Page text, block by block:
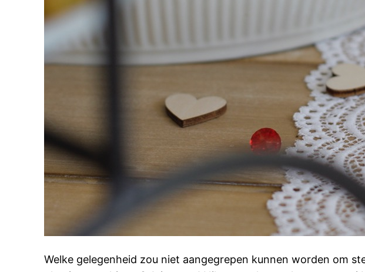
Welke gelegenheid zou niet aangegrepen kunnen worden om